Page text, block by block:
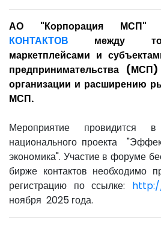
АО "Корпорация МСП"
КОНТАКТОВ между
маркетплейсами и
предпринимательства
организации и расширению
МСП.
Мероприятие провидится
национального проекта
экономика". Участие в форуме
бирже контактов необходимо
регистрацию по ссылке:
ноября 2025 года.